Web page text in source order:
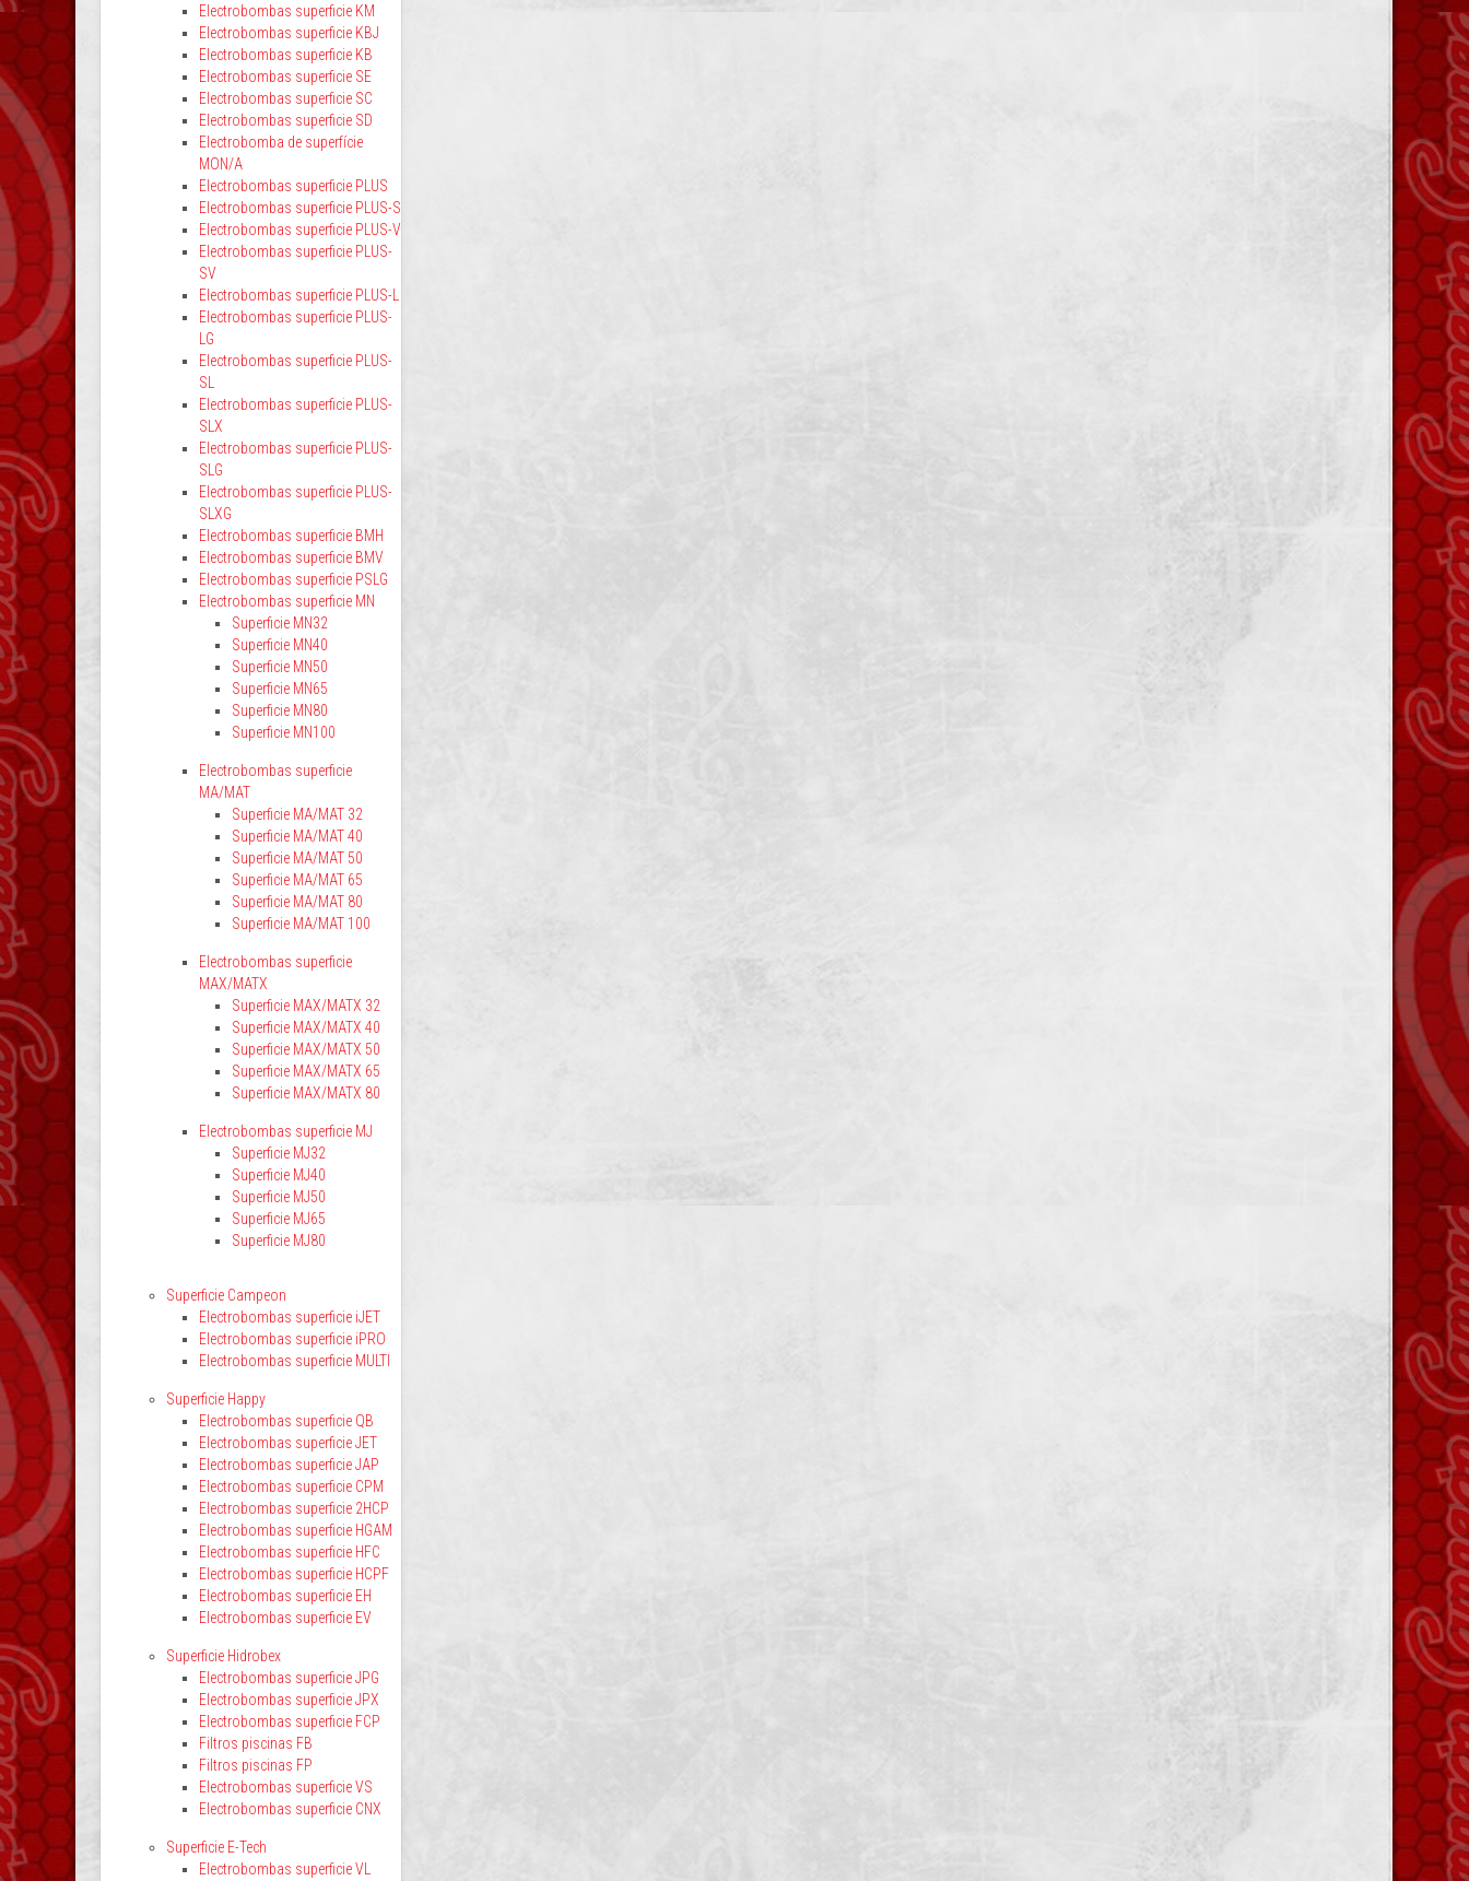
Electrobombas superficie KM
Electrobombas superficie KBJ
Electrobombas superficie KB
Electrobombas superficie SE
Electrobombas superficie SC
Electrobombas superficie SD
Electrobomba de superfície
MON/A
Electrobombas superficie PLUS
Electrobombas superficie PLUS-S
Electrobombas superficie PLUS-V
Electrobombas superficie PLUS-
SV
Electrobombas superficie PLUS-L
Electrobombas superficie PLUS-
LG
Electrobombas superficie PLUS-
SL
Electrobombas superficie PLUS-
SLX
Electrobombas superficie PLUS-
SLG
Electrobombas superficie PLUS-
SLXG
Electrobombas superficie BMH
Electrobombas superficie BMV
Electrobombas superficie PSLG
Electrobombas superficie MN
Superficie MN32
Superficie MN40
Superficie MN50
Superficie MN65
Superficie MN80
Superficie MN100
Electrobombas superficie
MA/MAT
Superficie MA/MAT 32
Superficie MA/MAT 40
Superficie MA/MAT 50
Superficie MA/MAT 65
Superficie MA/MAT 80
Superficie MA/MAT 100
Electrobombas superficie
MAX/MATX
Superficie MAX/MATX 32
Superficie MAX/MATX 40
Superficie MAX/MATX 50
Superficie MAX/MATX 65
Superficie MAX/MATX 80
Electrobombas superficie MJ
Superficie MJ32
Superficie MJ40
Superficie MJ50
Superficie MJ65
Superficie MJ80
Superficie Campeon
Electrobombas superficie iJET
Electrobombas superficie iPRO
Electrobombas superficie MULTI
Superficie Happy
Electrobombas superficie QB
Electrobombas superficie JET
Electrobombas superficie JAP
Electrobombas superficie CPM
Electrobombas superficie 2HCP
Electrobombas superficie HGAM
Electrobombas superficie HFC
Electrobombas superficie HCPF
Electrobombas superficie EH
Electrobombas superficie EV
Superficie Hidrobex
Electrobombas superficie JPG
Electrobombas superficie JPX
Electrobombas superficie FCP
Filtros piscinas FB
Filtros piscinas FP
Electrobombas superficie VS
Electrobombas superficie CNX
Superficie E-Tech
Electrobombas superficie VL